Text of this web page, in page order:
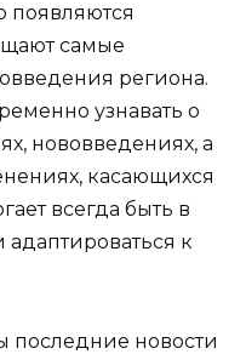
появляются
самые
региона.
узнавать о
нововведениях, а
касающихся
всегда быть в
к
последние новости